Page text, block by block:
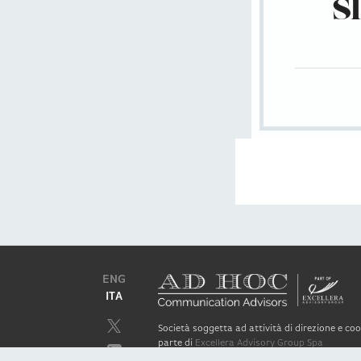
ENG
ITA
Società soggetta ad attività di direzione e
parte di Excellera Advisory Group Spa